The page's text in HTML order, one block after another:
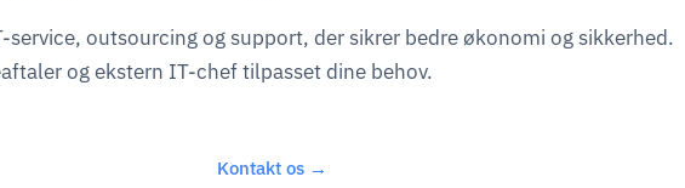
outsourcing og support, der sikrer bedre økonomi og sikkerhed.
og ekstern IT-chef tilpasset dine behov.
Kontakt os →